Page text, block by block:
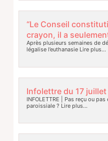
“Le Conseil
crayon, il a
Après plusieurs semaines de
légalise l’euthanasieLire plus…
Infolettre du 17
INFOLETTRE | Pas reçu ou
paroissiale ? Lire plus…